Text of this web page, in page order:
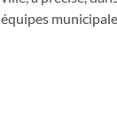
équipes